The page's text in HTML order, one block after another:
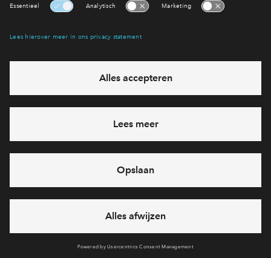
Interesse? Meld je dan snel aan
Hiermee blijf je op de hoogte van het belangrijkste nieuws en
Ja, ik wil mij aanmelden
Heb je een vraag en wil je direct antwoord? Bel ons op
712 29 88
6 dagen per week beschikbaar (behalve tijdens